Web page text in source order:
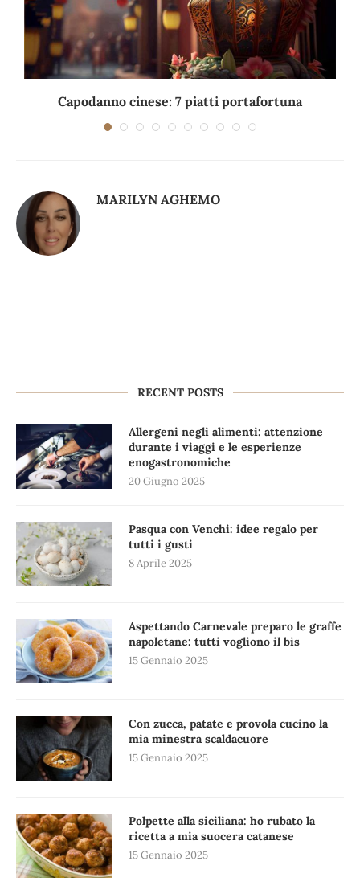
Capodanno cinese: 7 piatti portafortuna
MARILYN AGHEMO
RECENT POSTS
Allergeni negli alimenti: attenzione
durante i viaggi e le esperienze
enogastronomiche
20 Giugno 2025
Pasqua con Venchi: idee regalo per
tutti i gusti
8 Aprile 2025
Aspettando Carnevale preparo le graffe
napoletane: tutti vogliono il bis
15 Gennaio 2025
Con zucca, patate e provola cucino la
mia minestra scaldacuore
15 Gennaio 2025
Polpette alla siciliana: ho rubato la
ricetta a mia suocera catanese
15 Gennaio 2025